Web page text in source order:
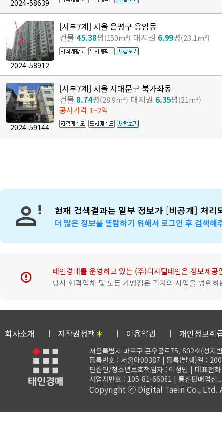
2024-58639
2024-58912
[서부7계] 서울 은평구 응암동
건물 45.38평(150m²) 대지권 6.99평(23.1m²)
2024-59144
[서부7계] 서울 서대문구 북가좌동
건물 8.74평(28.9m²) 대지권 6.35평(21m²)
공시가격 1~2억
현재 검색결과는 일부 정보가 [비공개] 처리
더 많은 정보를 열람하기 위해서 로그인 후 검색해
error 태인경매를 운영하고 있는 (주)디지털태인은 정보제공
당사 협력업체 및 모든 가맹점은 각자의 사업을 영위
회사소개 저작권정책 ＊ 이용약관 개인정보취
서울특별시 마포구 큰우물로75, 602호(성지
등록번호 : 서울아00387 | 등록(발행)일 :
편집인/청소년보호책임자 : 이정민 | 대표
사업자번호 : 105-81-66081 | 통신판매업
Copyright ⓒ Digital Taein Co., Ltd.